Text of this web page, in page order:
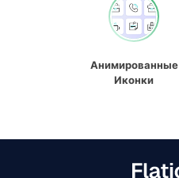
Анимированные
Иконки